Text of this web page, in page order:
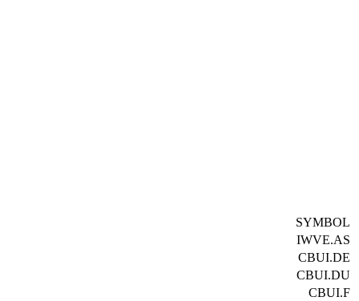
SYMBOL
IWVE.AS
CBUI.DE
CBUI.DU
CBUI.F